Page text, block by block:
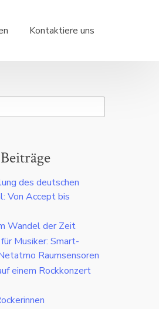
Kontaktiere uns
des deutschen
Von Accept bis
Wandel der Zeit
Musiker: Smart-
Raumsensoren
einem Rockkonzert